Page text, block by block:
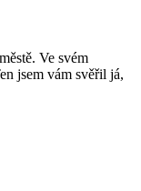
Ve svém
jsem vám svěřil já,